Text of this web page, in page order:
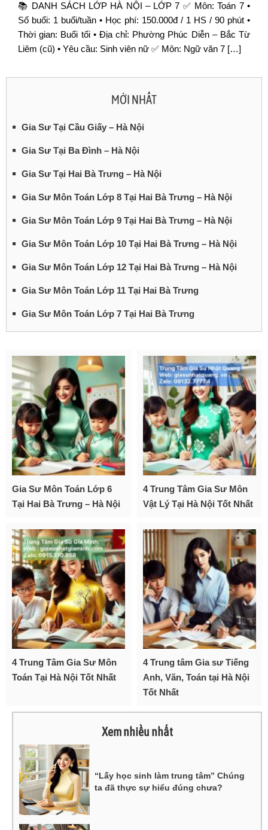
📚 DANH SÁCH LỚP HÀ NỘI – LỚP 7 ✅ Môn: Toán 7 •
Số buổi: 1 buổi/tuần • Học phí: 150.000đ / 1 HS / 90 phút •
Thời gian: Buổi tối • Địa chỉ: Phường Phúc Diễn – Bắc Từ
Liêm (cũ) • Yêu cầu: Sinh viên nữ ✅ Môn: Ngữ văn 7 […]
MỚI NHẤT
Gia Sư Tại Cầu Giấy – Hà Nội
Gia Sư Tại Ba Đình – Hà Nội
Gia Sư Tại Hai Bà Trưng – Hà Nội
Gia Sư Môn Toán Lớp 8 Tại Hai Bà Trưng – Hà Nội
Gia Sư Môn Toán Lớp 9 Tại Hai Bà Trưng – Hà Nội
Gia Sư Môn Toán Lớp 10 Tại Hai Bà Trưng – Hà Nội
Gia Sư Môn Toán Lớp 12 Tại Hai Bà Trưng – Hà Nội
Gia Sư Môn Toán Lớp 11 Tại Hai Bà Trưng
Gia Sư Môn Toán Lớp 7 Tại Hai Bà Trưng
Gia Sư Môn Toán Lớp 6
Tại Hai Bà Trưng – Hà Nội
4 Trung Tâm Gia Sư Môn
Vật Lý Tại Hà Nội Tốt Nhất
4 Trung Tâm Gia Sư Môn
Toán Tại Hà Nội Tốt Nhất
4 Trung tâm Gia sư Tiếng
Anh, Văn, Toán tại Hà Nội
Tốt Nhất
Xem nhiều nhất
“Lấy học sinh làm trung tâm” Chúng
ta đã thực sự hiểu đúng chưa?